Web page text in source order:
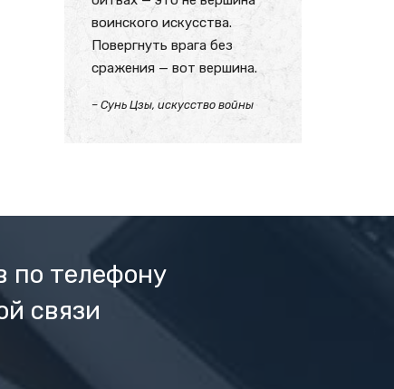
воинского искусства.
Повергнуть врага без
сражения — вот вершина.
– Сунь Цзы, искусство войны
по телефону
связи